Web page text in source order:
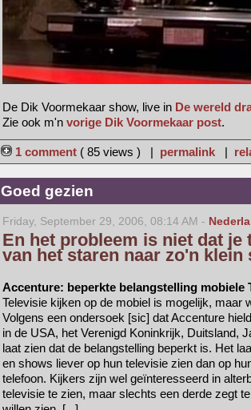
De Dik Voormekaar show, live in De wereld
Zie ook m'n vorige Dik Voormekaar post.
1 comment ( 85 views ) | permalink|
Goed gezien
Friday, September 29, 2006, 08:14 AM -
En het probleem is niet dat
van het staren naar zo'n klein
Accenture: beperkte belangstelling mobiele
Televisie kijken op de mobiel is mogelijk, maar
Volgens een ondersoek [sic] dat Accenture
in de USA, het Verenigd Koninkrijk, Duitsland,
laat zien dat de belangstelling beperkt is. Het
en shows liever op hun televisie zien dan op
telefoon. Kijkers zijn wel geïnteresseerd in
televisie te zien, maar slechts een derde zegt